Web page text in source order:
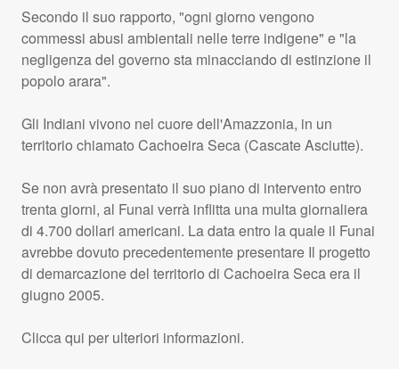
Secondo il suo rapporto, "ogni giorno vengono
commessi abusi ambientali nelle terre indigene" e "la
negligenza del governo sta minacciando di estinzione il
popolo arara".
Gli Indiani vivono nel cuore dell'Amazzonia, in un
territorio chiamato Cachoeira Seca (Cascate Asciutte).
Se non avrà presentato il suo piano di intervento entro
trenta giorni, al Funai verrà inflitta una multa giornaliera
di 4.700 dollari americani. La data entro la quale il Funai
avrebbe dovuto precedentemente presentare Il progetto
di demarcazione del territorio di Cachoeira Seca era il
giugno 2005.
Clicca qui per ulteriori informazioni.